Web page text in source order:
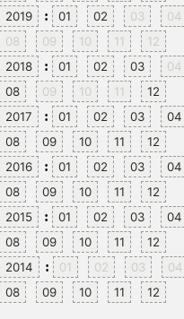
2019
: 01 02 03 04
08
09 10 11
12
2018
: 01 02 03 04
08
09 10 11
12
2017
: 01 02 03 04
08
09 10 11
12
2016
: 01 02 03 04
08
09 10 11
12
2015
: 01 02 03 04
08
09 10 11
12
2014
: 01 02 03 04
08
09 10 11 12